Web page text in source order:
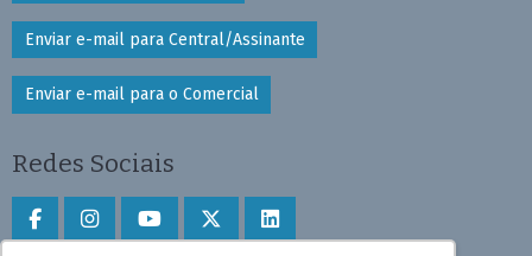
Enviar e-mail para Central/Assinante
Enviar e-mail para o Comercial
Redes Sociais